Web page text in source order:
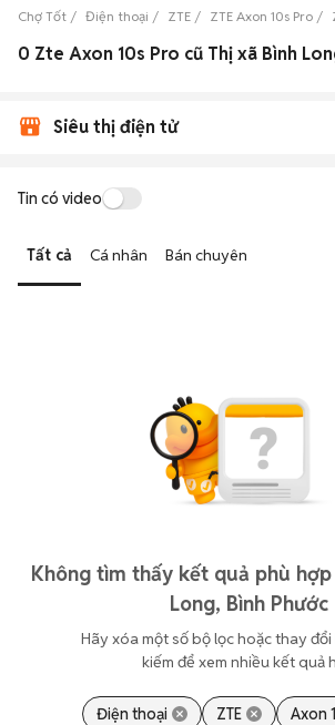
Chợ Tốt Điện thoại ZTE ZTE Axon 10s Pro
Siêu thị điện tử
Tin có video
Tất cả Cá nhân Bán chuyên
Không tìm thấy kết quả phù
Long, Bình Phước
Hãy xóa một số bộ lọc hoặc thay đổi
kiếm để xem nhiều kết quả
Điện thoại ZTE Axon